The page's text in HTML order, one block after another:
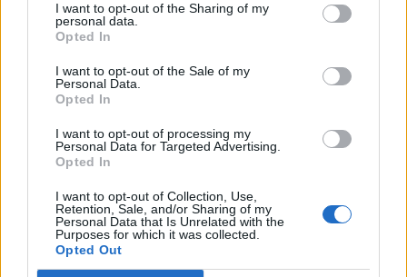
I want to opt-out of the Sharing of my
personal data.
Opted In
I want to opt-out of the Sale of my
Personal Data.
Opted In
I want to opt-out of processing my
Personal Data for Targeted Advertising.
Opted In
I want to opt-out of Collection, Use,
Retention, Sale, and/or Sharing of my
Personal Data that Is Unrelated with the
Purposes for which it was collected.
Opted Out
Satser på Sting, øker
salget